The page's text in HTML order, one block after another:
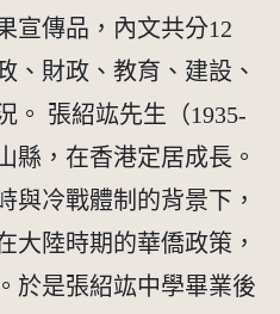
宣傳品，內文共分12
、財政、教育、建設、
。 張紹竑先生（1935-
縣，在香港定居成長。
與冷戰體制的背景下，
大陸時期的華僑政策，
於是張紹竑中學畢業後